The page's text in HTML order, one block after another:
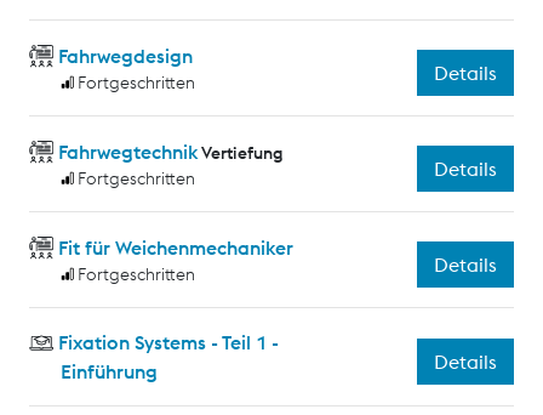
Fahrwegdesign
Fortgeschritten Details
FahrwegtechnikVertiefung
Fortgeschritten
Details
Fit für Weichenmechaniker
Fortgeschritten Details
Fixation Systems - Teil 1 -
Einführung
Details